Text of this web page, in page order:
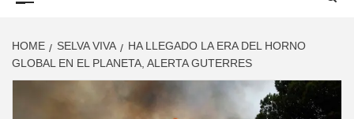
HOME SELVA VIVA
HA LLEGADO LA ERA DEL HORNO
GLOBAL EN EL PLANETA, ALERTA GUTERRES